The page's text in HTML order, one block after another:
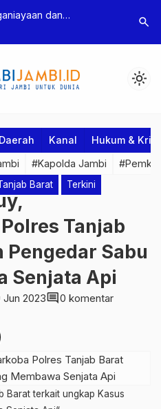
dan
Dua Tersangka
Polres
Dua
search
light_mode
Daerah Kanal Hukum &
#Kapolda Jambi
Barat Terkini
Tanjab
Pengedar Sabu
Senjata Api
2023comment0 komentar
Barat terkait ungkap Kasus